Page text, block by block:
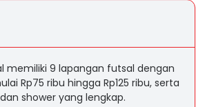
memiliki 9 lapangan futsal dengan
Rp75 ribu hingga Rp125 ribu, serta
shower yang lengkap.